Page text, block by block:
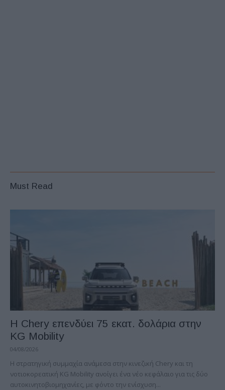
Must Read
Η Chery επενδύει 75 εκατ. δολάρια στην
KG Mobility
04/08/2026
H στρατηγική συμμαχία ανάμεσα στην κινεζική Chery και τη
νοτιοκορεατική KG Mobility ανοίγει ένα νέο κεφάλαιο για τις δύο
αυτοκινητοβιομηχανίες, με φόντο την ενίσχυση...